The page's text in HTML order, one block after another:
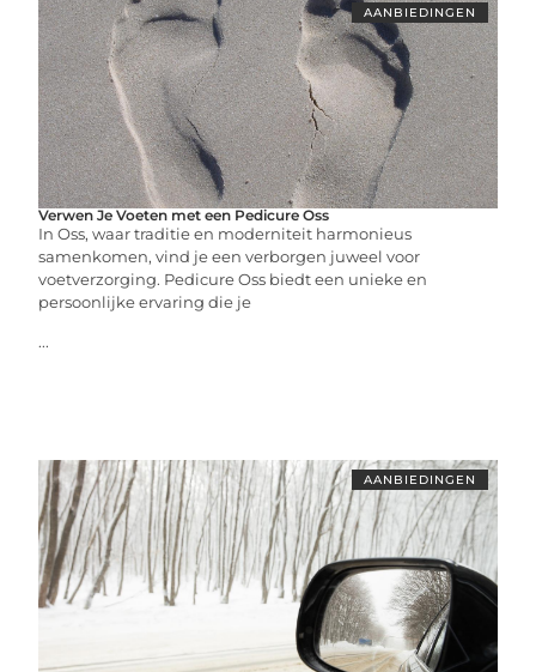
AANBIEDINGEN
Verwen Je Voeten met een Pedicure Oss
In Oss, waar traditie en moderniteit harmonieus
samenkomen, vind je een verborgen juweel voor
voetverzorging. Pedicure Oss biedt een unieke en
persoonlijke ervaring die je
...
AANBIEDINGEN